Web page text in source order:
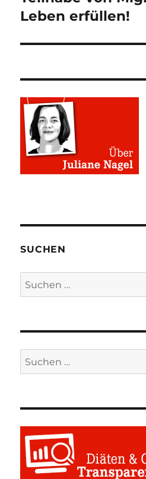
Leben erfüllen!
SUCHEN
Suchen
nach:
Suchen
nach: